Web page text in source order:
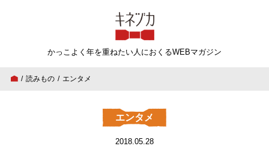
キネヅカ
かっこよく年を重ねたい人 におくるWEBマガジン
読みもの エンタメ
エンタメ
2018.05.28